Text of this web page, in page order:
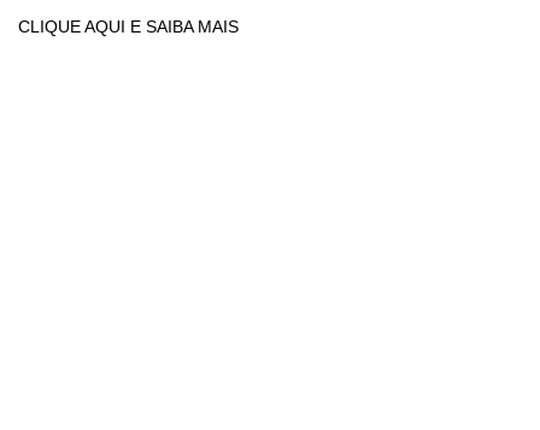
CLIQUE AQUI E SAIBA MAIS